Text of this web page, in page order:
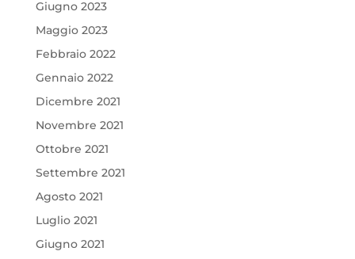
Giugno 2023
Maggio 2023
Febbraio 2022
Gennaio 2022
Dicembre 2021
Novembre 2021
Ottobre 2021
Settembre 2021
Agosto 2021
Luglio 2021
Giugno 2021